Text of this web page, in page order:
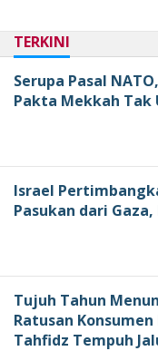
TERKINI
Serupa Pasal
Pakta Mekkah Tak
Israel
Pasukan dari
Tujuh Tahun
Ratusan
Tahfidz Tempuh